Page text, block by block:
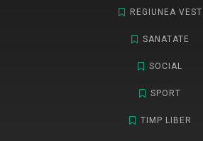
REGIUNEA VEST
SANATATE
SOCIAL
SPORT
TIMP LIBER